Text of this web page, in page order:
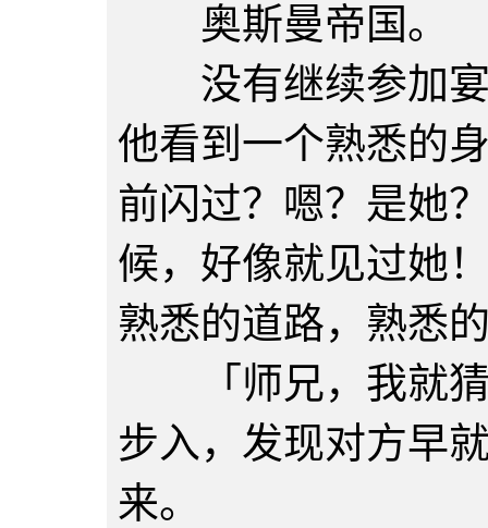
奥斯曼帝国。
没有继续参加宴
他看到一个熟悉的
前闪过？嗯？是她
候，好像就见过她
熟悉的道路，熟悉
「师兄，我就猜
步入，发现对方早
来。